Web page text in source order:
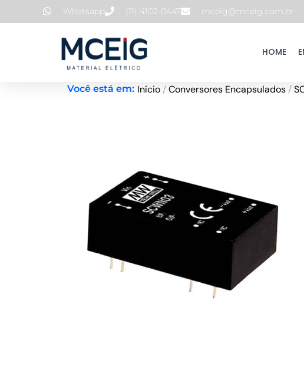
para
Whatsapp (11) 4102-0447 mceig@mceig.com.br
HOME
Você está em: Início /Conversores Encapsulados /